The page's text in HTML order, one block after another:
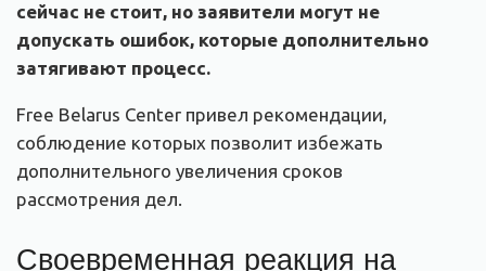
сейчас не стоит, но заявители могут не
допускать ошибок, которые дополнительно
затягивают процесс.
Free Belarus Center привел рекомендации,
соблюдение которых позволит избежать
дополнительного увеличения сроков
рассмотрения дел.
Своевременная реакция на